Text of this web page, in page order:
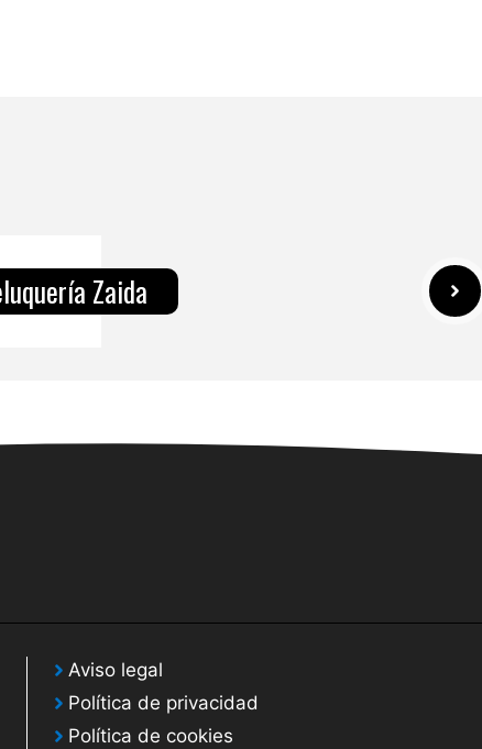
Zaida
Aviso legal
Política de privacidad
Política de cookies